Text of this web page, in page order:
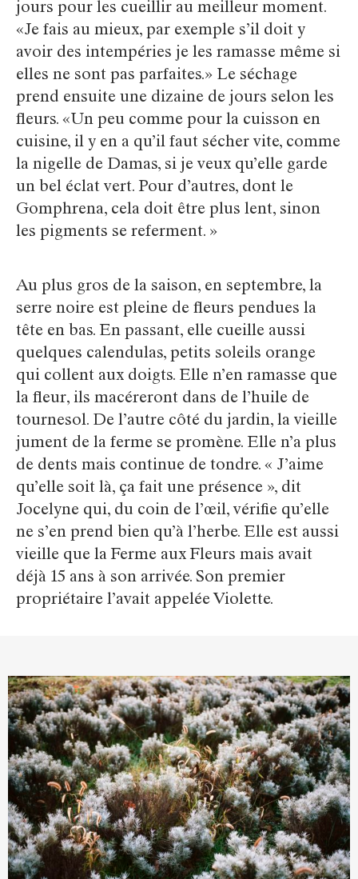
jours pour les cueillir au meilleur moment.
«Je fais au mieux, par exemple s’il doit y
avoir des intempéries je les ramasse même si
elles ne sont pas parfaites.» Le séchage
prend ensuite une dizaine de jours selon les
fleurs. «Un peu comme pour la cuisson en
cuisine, il y en a qu’il faut sécher vite, comme
la nigelle de Damas, si je veux qu’elle garde
un bel éclat vert. Pour d’autres, dont le
Gomphrena, cela doit être plus lent, sinon
les pigments se referment. »
Au plus gros de la saison, en septembre, la
serre noire est pleine de fleurs pendues la
tête en bas. En passant, elle cueille aussi
quelques calendulas, petits soleils orange
qui collent aux doigts. Elle n’en ramasse que
la fleur, ils macéreront dans de l’huile de
tournesol. De l’autre côté du jardin, la vieille
jument de la ferme se promène. Elle n’a plus
de dents mais continue de tondre. « J’aime
qu’elle soit là, ça fait une présence », dit
Jocelyne qui, du coin de l’œil, vérifie qu’elle
ne s’en prend bien qu’à l’herbe. Elle est aussi
vieille que la Ferme aux Fleurs mais avait
déjà 15 ans à son arrivée. Son premier
propriétaire l’avait appelée Violette.